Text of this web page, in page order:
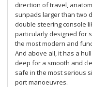
direction of travel,
sunpads larger than two
double steering console
particularly designed for
the most modern and
And above all, it has a
deep for a smooth and
safe in the most serious
port manoeuvres.